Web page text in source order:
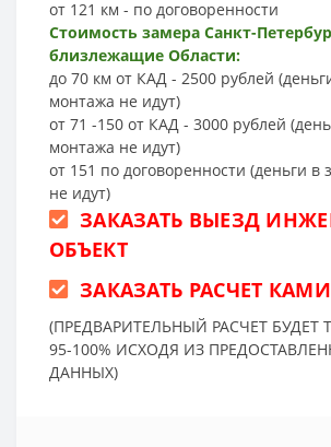
от 121 км - по договоренности
Стоимость замера Санкт-
близлежащие Области:
до 70 км от КАД - 2500 рублей
монтажа не идут)
от 71 -150 от КАД - 3000 рублей
монтажа не идут)
от 151 по договоренности (деньги в
не идут)
ЗАКАЗАТЬ ВЫЕЗД
ОБЪЕКТ
ЗАКАЗАТЬ РАСЧЕТ
(ПРЕДВАРИТЕЛЬНЫЙ РАСЧЕТ
95-100% ИСХОДЯ ИЗ
ДАННЫХ)